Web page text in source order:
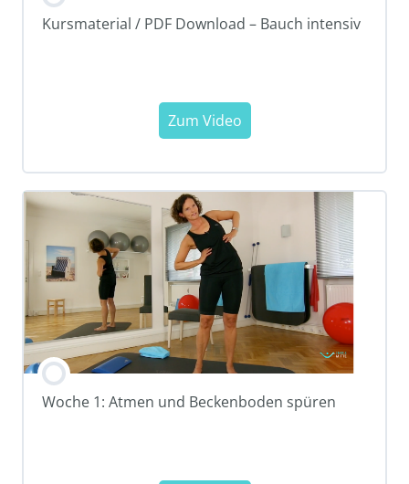
Kursmaterial / PDF Download – Bauch intensiv
Woche 1: Atmen und Beckenboden spüren